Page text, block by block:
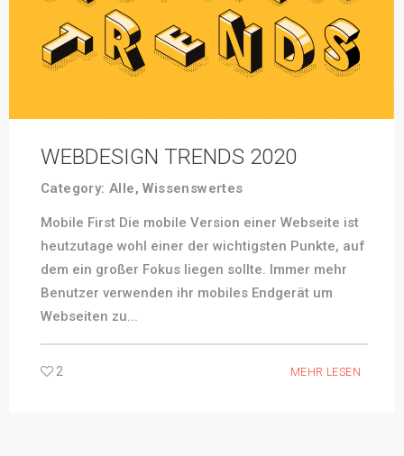
WEBDESIGN TRENDS 2020
Category:Alle,Wissenswertes
Mobile First Die mobile Version einer Webseite ist
heutzutage wohl einer der wichtigsten Punkte, auf
dem ein großer Fokus liegen sollte. Immer mehr
Benutzer verwenden ihr mobiles Endgerät um
Webseiten zu...
2 MEHR LESEN